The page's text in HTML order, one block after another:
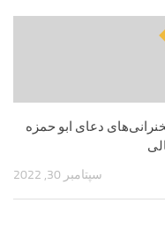
دعای ابو حمزه
سپتامبر 30, 2022